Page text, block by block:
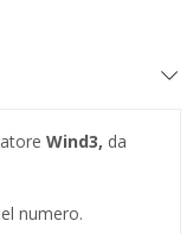
Wind3, da
numero.